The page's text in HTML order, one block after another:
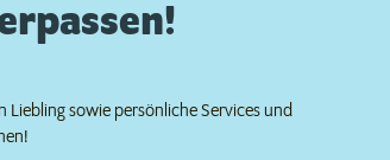
Liebling sowie persönliche Services und